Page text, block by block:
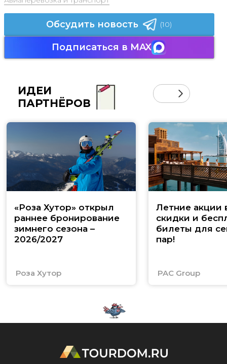
Обсудить новость (10)
Подписаться в MAX
ИДЕИ
ПАРТНЁРОВ
«Роза Хутор» открыл
раннее бронирование
зимнего сезона –
2026/2027
Роза Хутор
Летние акции
скидки и
билеты для
пар!
PAC Group